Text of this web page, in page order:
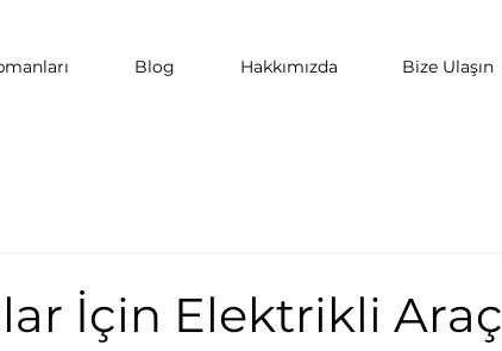
Blog Hakkımızda Bize Ulaşın
İçin Elektrikli Araç